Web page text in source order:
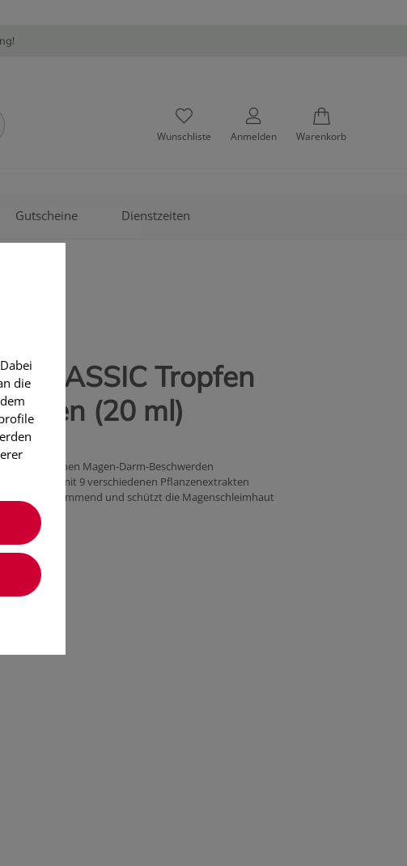
Wunschliste Anmelden Warenkorb
Gutscheine Dienstzeiten
CLASSIC Tropfen
(20 ml)
Darm
verschiedenen Magen-Darm-Beschwerden
wirksam mit 9 verschiedenen Pflanzenextrakten
und schützt die Magenschleimhaut
die